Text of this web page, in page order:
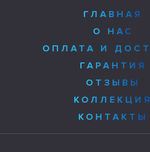
ГЛАВНАЯ
О НАС
ОПЛАТА И
ГАРАНТИЯ
ОТЗЫВЫ
КОЛЛЕКЦИЯ
КОНТАКТЫ